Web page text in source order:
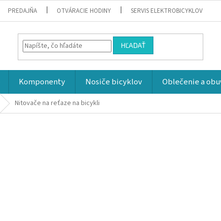
PREDAJŇA OTVÁRACIE HODINY SERVIS ELEKTROBICYKLOV
HĽADAŤ
Komponenty Nosiče bicyklov Oblečenie a
Nitovače na reťaze na bicykli